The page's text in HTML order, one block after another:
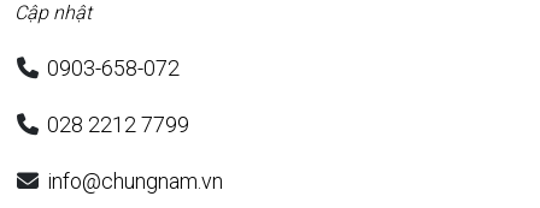
Cập nhật
0903-658-072
028 2212 7799
info@chungnam.vn